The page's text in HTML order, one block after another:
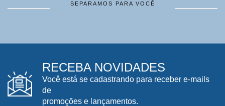
SEPARAMOS PARA VOCÊ
RECEBA NOVIDADES
Você está se cadastrando para receber e-mails
de
promoções e lançamentos.